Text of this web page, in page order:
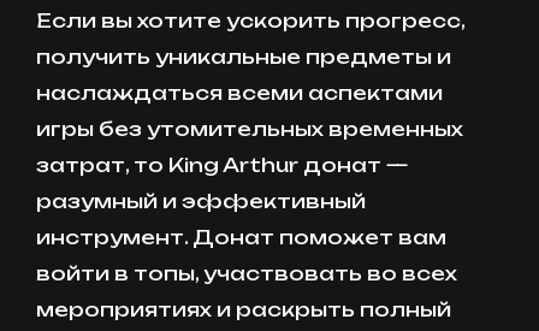
Если вы хотите ускорить прогресс,
получить уникальные предметы и
наслаждаться всеми аспектами
игры без утомительных временных
затрат, то King Arthur донат —
разумный и эффективный
инструмент. Донат поможет вам
войти в топы, участвовать во всех
мероприятиях и раскрыть полный